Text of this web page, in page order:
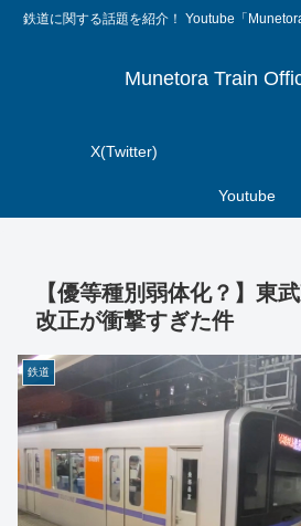
鉄道に関する話題を紹介！ Youtube「
Munetora Train
X(Twitter)
Youtube
【優等種別弱体化？】東
改正が衝撃すぎた件
鉄道